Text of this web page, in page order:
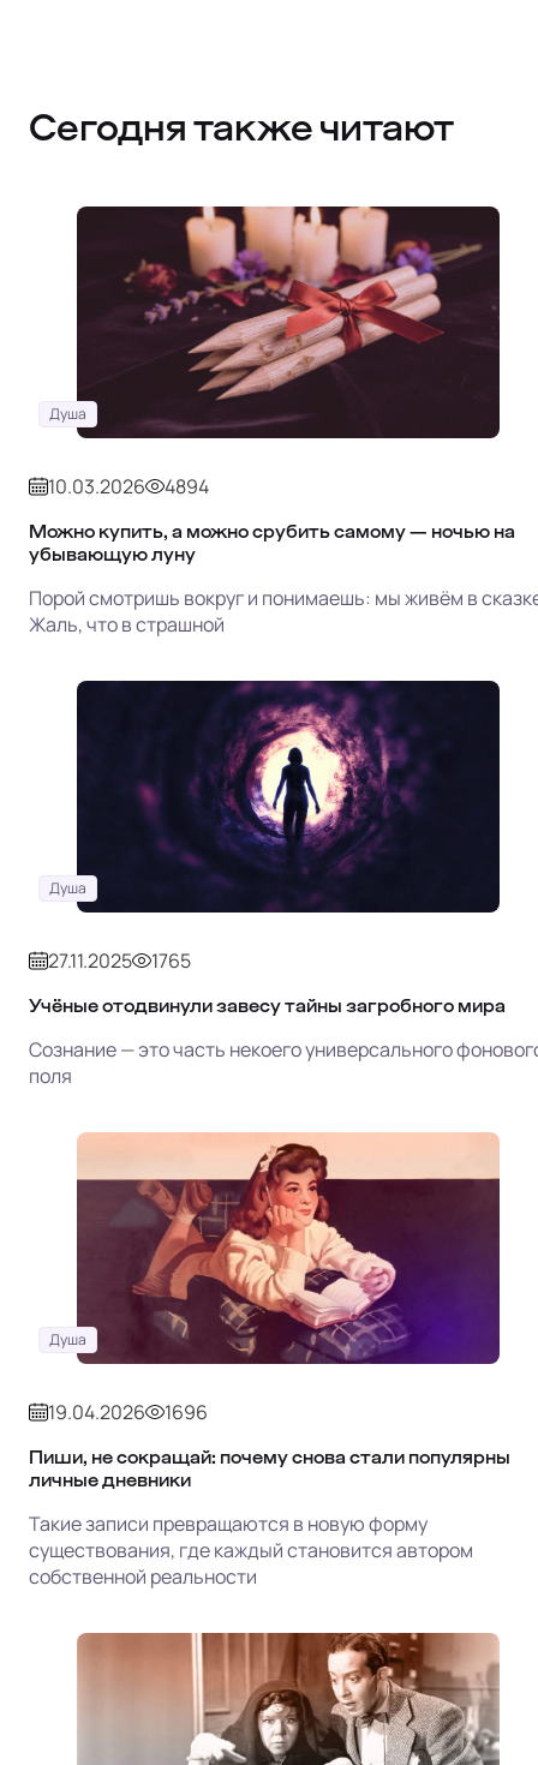
Сегодня также читают
Душа
10.03.2026 4894
Можно купить, а можно срубить самому — ночью на
убывающую луну
Порой смотришь вокруг и понимаешь: мы живём в
Жаль, что в страшной
Душа
27.11.2025 1765
Учёные отодвинули завесу тайны загробного мира
Сознание — это часть некоего универсального
поля
Душа
19.04.2026 1696
Пиши, не сокращай: почему снова стали популярны
личные дневники
Такие записи превращаются в новую форму
существования, где каждый становится автором
собственной реальности